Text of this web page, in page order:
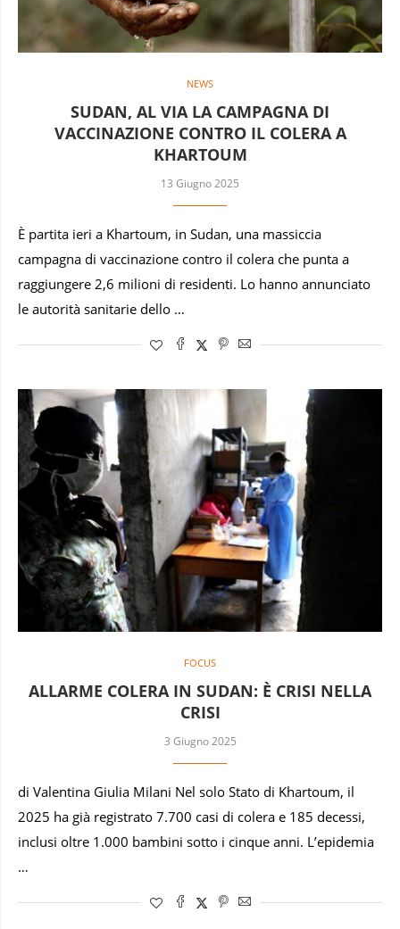
NEWS
SUDAN, AL VIA LA CAMPAGNA DI
VACCINAZIONE CONTRO IL COLERA A
KHARTOUM
13 Giugno 2025
È partita ieri a Khartoum, in Sudan, una massiccia
campagna di vaccinazione contro il colera che punta a
raggiungere 2,6 milioni di residenti. Lo hanno annunciato
le autorità sanitarie dello …
FOCUS
ALLARME COLERA IN SUDAN: È CRISI NELLA
CRISI
3 Giugno 2025
di Valentina Giulia Milani Nel solo Stato di Khartoum, il
2025 ha già registrato 7.700 casi di colera e 185 decessi,
inclusi oltre 1.000 bambini sotto i cinque anni. L’epidemia
…